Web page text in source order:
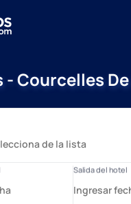
- Courcelles